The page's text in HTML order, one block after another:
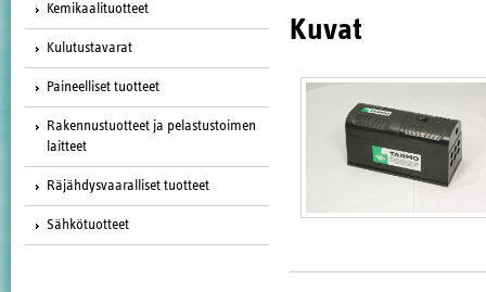
Kemikaalituotteet
Kulutustavarat
Paineelliset tuotteet
Rakennustuotteet ja pelastustoimen
laitteet
Räjähdysvaaralliset tuotteet
Sähkötuotteet
Kuvat